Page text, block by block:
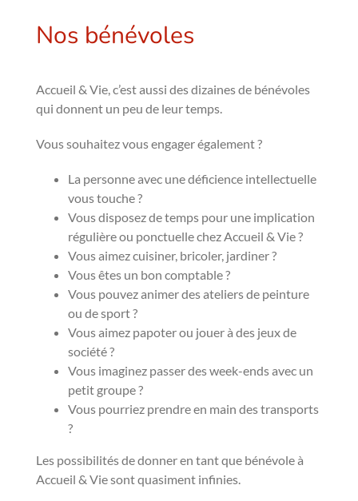
Nos bénévoles
Accueil & Vie, c’est aussi des dizaines de bénévoles
qui donnent un peu de leur temps.
Vous souhaitez vous engager également ?
La personne avec une déficience intellectuelle
vous touche ?
Vous disposez de temps pour une implication
régulière ou ponctuelle chez Accueil & Vie ?
Vous aimez cuisiner, bricoler, jardiner ?
Vous êtes un bon comptable ?
Vous pouvez animer des ateliers de peinture
ou de sport ?
Vous aimez papoter ou jouer à des jeux de
société ?
Vous imaginez passer des week-ends avec un
petit groupe ?
Vous pourriez prendre en main des transports
?
Les possibilités de donner en tant que bénévole à
Accueil & Vie sont quasiment infinies.